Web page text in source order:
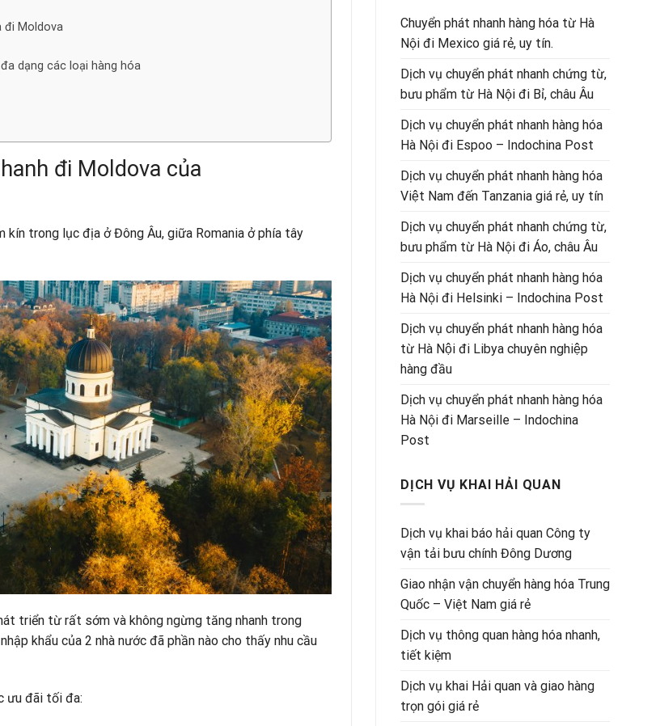
đi Moldova
dạng các loại hàng hóa
đi Moldova của
trong lục địa ở Đông Âu, giữa Romania ở phía tây
triển từ rất sớm và không ngừng tăng nhanh trong
khẩu của 2 nhà nước đã phần nào cho thấy nhu cầu
ưu đãi tối đa:
Chuyển phát nhanh hàng hóa từ Hà
Nội đi Mexico giá rẻ, uy tín.
Dịch vụ chuyển phát nhanh chứng từ,
bưu phẩm từ Hà Nội đi Bỉ, châu Âu
Dịch vụ chuyển phát nhanh hàng hóa
Hà Nội đi Espoo – Indochina Post
Dịch vụ chuyển phát nhanh hàng hóa
Việt Nam đến Tanzania giá rẻ, uy tín
Dịch vụ chuyển phát nhanh chứng từ,
bưu phẩm từ Hà Nội đi Áo, châu Âu
Dịch vụ chuyển phát nhanh hàng hóa
Hà Nội đi Helsinki – Indochina Post
Dịch vụ chuyển phát nhanh hàng hóa
từ Hà Nội đi Libya chuyên nghiệp
hàng đầu
Dịch vụ chuyển phát nhanh hàng hóa
Hà Nội đi Marseille – Indochina
Post
DỊCH VỤ KHAI HẢI QUAN
Dịch vụ khai báo hải quan Công ty
vận tải bưu chính Đông Dương
Giao nhận vận chuyển hàng hóa Trung
Quốc – Việt Nam giá rẻ
Dịch vụ thông quan hàng hóa nhanh,
tiết kiệm
Dịch vụ khai Hải quan và giao hàng
trọn gói giá rẻ